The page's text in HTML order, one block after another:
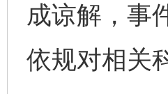
成谅解，事
依规对相关